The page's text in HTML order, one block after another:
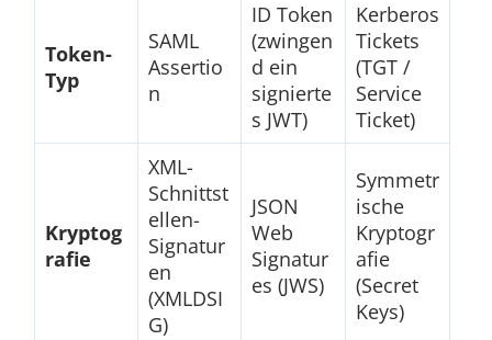
Token-
Typ
SAML
Assertio
n
ID Token
(zwingen
d ein
signierte
s JWT)
Kerberos
Tickets
(TGT /
Service
Ticket)
Kryptog
rafie
XML-
Schnittst
ellen-
Signatur
en
(XMLDSI
G)
JSON
Web
Signatur
es (JWS)
Symmetr
ische
Kryptogr
afie
(Secret
Keys)